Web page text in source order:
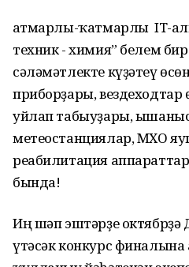
Ҡатмарлы-ҡатмарлы IT-
техник - химия” белем
сәләмәтлекте күҙәтеү
приборҙары,
уйлап табыуҙары,
метеостанциялар, МХО
реабилитация
бында!
Иң шәп эштәрҙе
үтәсәк конкурс